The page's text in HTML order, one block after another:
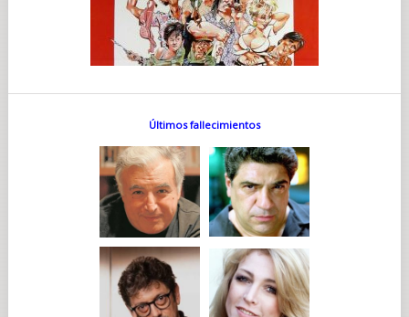
Últimos fallecimientos